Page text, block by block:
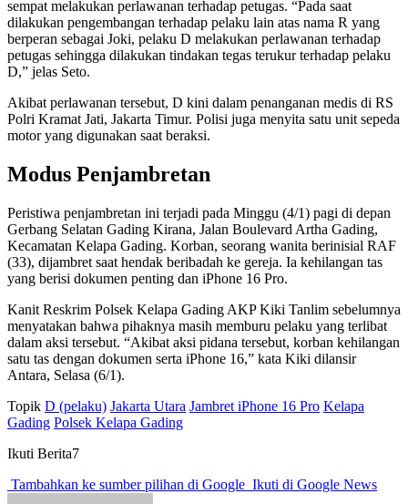
sempat melakukan perlawanan terhadap petugas. “Pada saat
dilakukan pengembangan terhadap pelaku lain atas nama R yang
berperan sebagai Joki, pelaku D melakukan perlawanan terhadap
petugas sehingga dilakukan tindakan tegas terukur terhadap pelaku
D,” jelas Seto.
Akibat perlawanan tersebut, D kini dalam penanganan medis di RS
Polri Kramat Jati, Jakarta Timur. Polisi juga menyita satu unit sepeda
motor yang digunakan saat beraksi.
Modus Penjambretan
Peristiwa penjambretan ini terjadi pada Minggu (4/1) pagi di depan
Gerbang Selatan Gading Kirana, Jalan Boulevard Artha Gading,
Kecamatan Kelapa Gading. Korban, seorang wanita berinisial RAF
(33), dijambret saat hendak beribadah ke gereja. Ia kehilangan tas
yang berisi dokumen penting dan iPhone 16 Pro.
Kanit Reskrim Polsek Kelapa Gading AKP Kiki Tanlim sebelumnya
menyatakan bahwa pihaknya masih memburu pelaku yang terlibat
dalam aksi tersebut. “Akibat aksi pidana tersebut, korban kehilangan
satu tas dengan dokumen serta iPhone 16,” kata Kiki dilansir
Antara, Selasa (6/1).
Topik D (pelaku) Jakarta Utara Jambret iPhone 16 Pro Kelapa
Gading Polsek Kelapa Gading
Ikuti Berita7
Tambahkan ke sumber pilihan di Google Ikuti di Google News